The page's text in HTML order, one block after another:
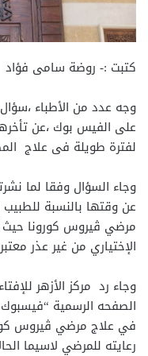
كتبت :- روضة سامى فؤاد
وجه عدد من الأطباء ،سؤال
على الفيس بوك ،عن
لفترة طويلة فى علاج
وجاء السؤال وفقا لما
عن وقتها بالنسبة
مرضي ڤيروس كورونا حيث
الإختياري من غير عذر
وجاء رد مركز الأزهر
الصفحه الرسمية
في علاج مرضي ڤيروس
رعايته للمرضي لاسيما